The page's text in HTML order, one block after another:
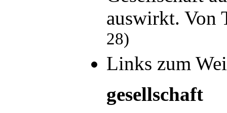
auswirkt.
28)
Links zum
gesellschaft